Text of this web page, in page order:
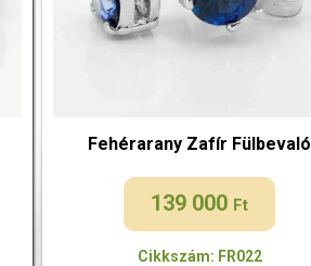
Fehérarany Zafír Fülbevaló
139 000 Ft
Cikkszám: FR022